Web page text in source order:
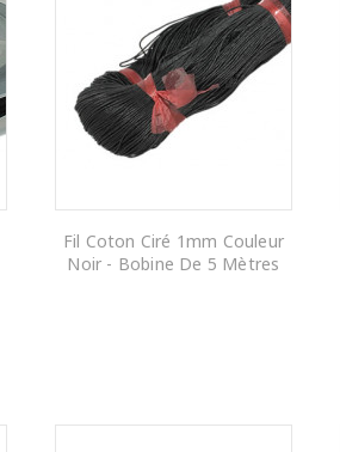
Fil Coton Ciré 1mm Couleur
Noir - Bobine De 5 Mètres